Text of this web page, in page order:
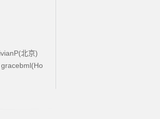
北京)
gracebml(Ho